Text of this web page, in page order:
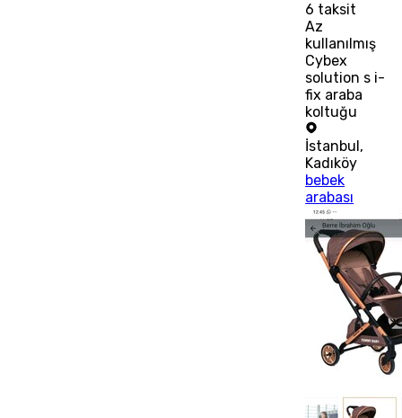
6 taksit
Az
kullanılmış
Cybex
solution s i-
fix araba
koltuğu
İstanbul ,
Kadıköy
bebek
arabası